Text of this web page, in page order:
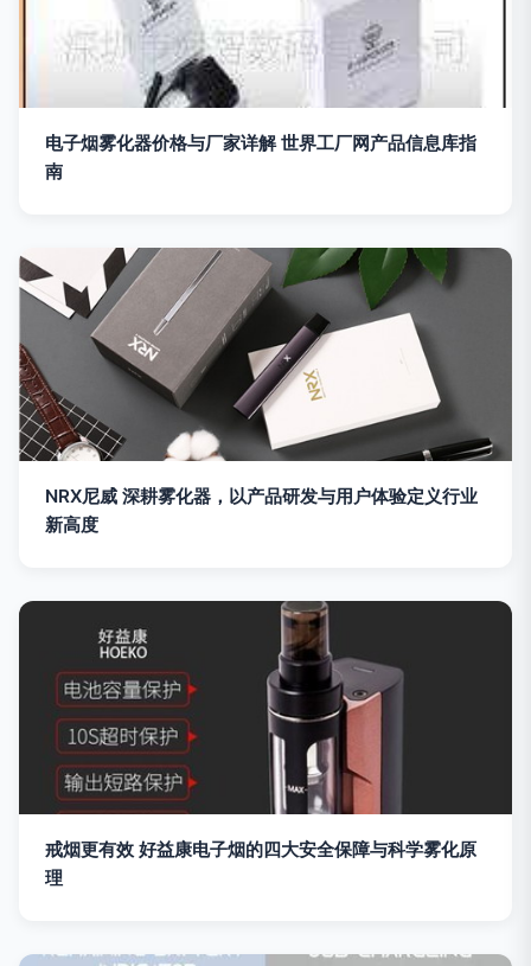
电子烟雾化器价格与厂家详解 世界工厂网产品信息库指
南
NRX尼威 深耕雾化器，以产品研发与用户体验定义行业
新高度
戒烟更有效 好益康电子烟的四大安全保障与科学雾化原
理